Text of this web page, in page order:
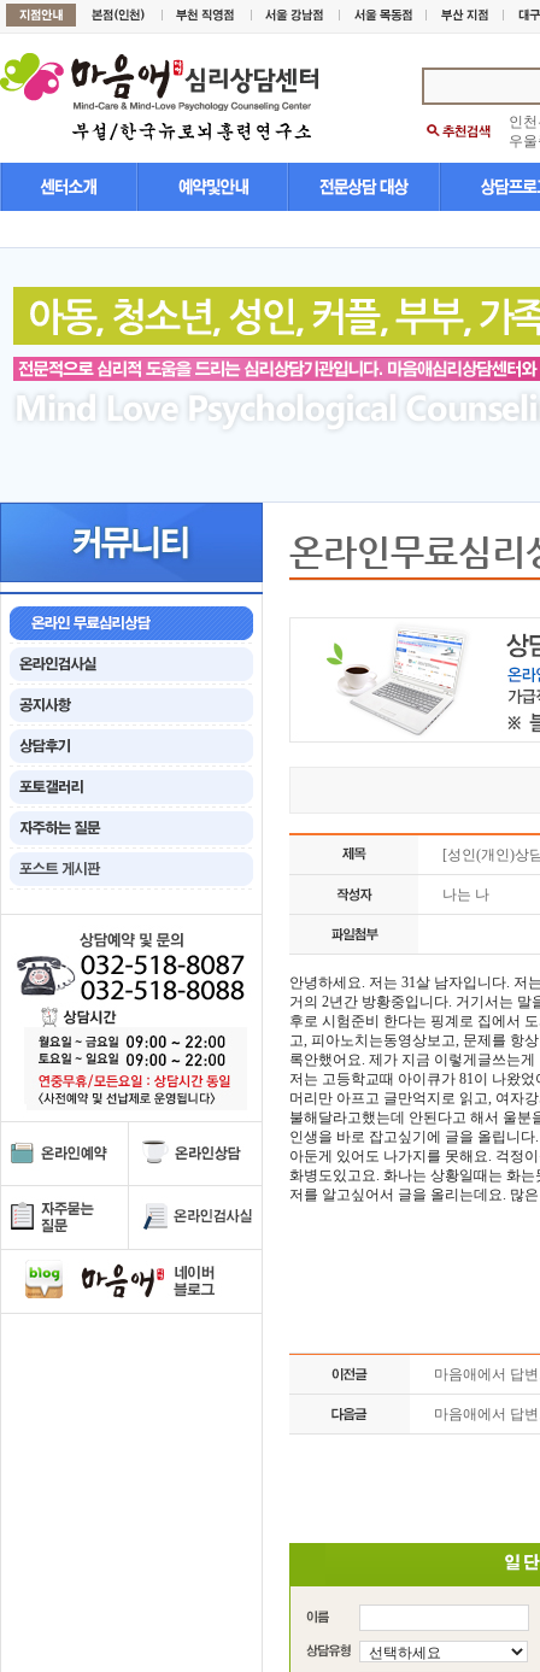
인
우
온라인무료심리
[성인(개인)상
나는 나
안녕하세요. 저는 31살 남자입니다. 저
거의 2년간 방황중입니다. 거기서는
후로 시험준비 한다는 핑계로 집에서
고, 피아노치는동영상보고, 문제를 항
록안했어요. 제가 지금 이렇게글쓰는
저는 고등학교때 아이큐가 81이 나왔
머리만 아프고 글만억지로 읽고, 여자
불해달라고했는데 안된다고 해서 울
인생을 바로 잡고싶기에 글을 올립니
아둔게 있어도 나가지를 못해요. 걱정
화병도있고요. 화나는 상황일때는 화
저를 알고싶어서 글을 올리는데요. 많
마음애에서 답
마음애에서 답